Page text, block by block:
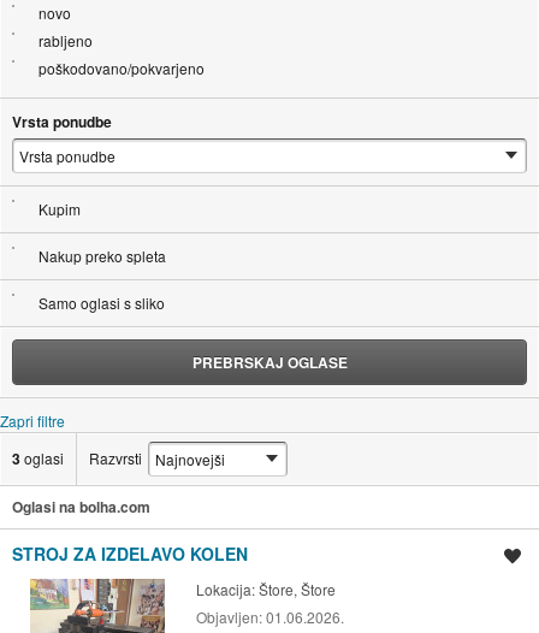
novo
rabljeno
poškodovano/pokvarjeno
Vrsta ponudbe
Kupim
Nakup preko spleta
Samo oglasi s sliko
PREBRSKAJ OGLASE
Zapri filtre
3oglasi Razvrsti
Oglasi na bolha.com
STROJ ZA IZDELAVO KOLEN
Lokacija:Štore, Štore
Objavljen:01.06.2026.